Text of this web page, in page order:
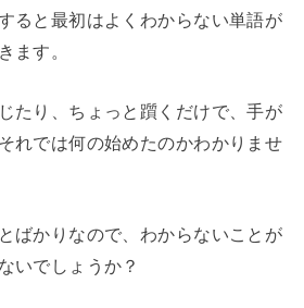
ると最初はよくわからない単語が
ます。
たり、ちょっと躓くだけで、手が
れでは何の始めたのかわかりませ
ばかりなので、わからないことが
いでしょうか？